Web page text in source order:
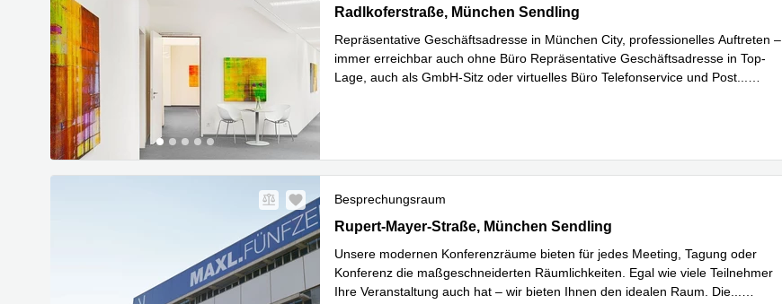
Radlkoferstraße 2, München Sendling
Radlkoferstraße, München Sendling
Repräsentative Geschäftsadresse in München City, professionelles Auftreten –
immer erreichbar auch ohne Büro Repräsentative Geschäftsadresse in Top-
Lage, auch als GmbH-Sitz oder virtuelles Büro Telefonservice und Post
Besprechungsraum
Rupert-Mayer-Straße, 44, München Sendling
Rupert-Mayer-Straße, München Sendling
Unsere modernen Konferenzräume bieten für jedes Meeting, Tagung oder
Konferenz die maßgeschneiderten Räumlichkeiten. Egal wie viele Teilnehmer
Ihre Veranstaltung auch hat – wir bieten Ihnen den idealen Raum. Die